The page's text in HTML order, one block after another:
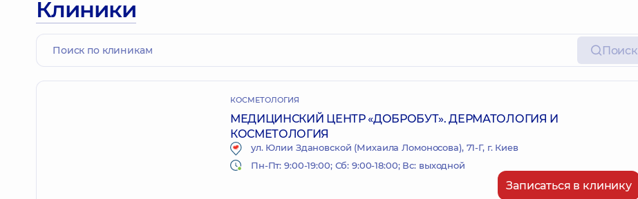
Клиники
Поиск
КОСМЕТОЛОГИЯ
МЕДИЦИНСКИЙ ЦЕНТР «ДОБРОБУТ». ДЕРМАТОЛОГИЯ И
КОСМЕТОЛОГИЯ
ул. Юлии Здановской (Михаила Ломоносова), 71-Г, г. Киев
Пн-Пт: 9:00-19:00; Сб: 9:00-18:00; Вс: выходной
Записаться в клинику